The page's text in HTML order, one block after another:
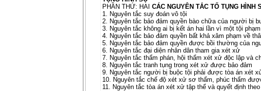
PHẦN THỨ: HAI CÁC NGUYÊN TẮC TỐ TỤNG
1. Nguyên tắc suy đoán vô tội
2. Nguyên tắc bảo đảm quyền bào chữa của người bị
3. Nguyên tắc không ai bị kết án hai lần vì một tội phạm
4. Nguyên tắc bảo đảm quyền bất khả xâm phạm về
5. Nguyên tắc bảo đảm quyền được bồi thường của
6. Nguyên tắc đại diện nhân dân tham gia xét xử
7. Nguyên tắc thẩm phán, hội thẩm xét xử độc lập và
8. Nguyên tắc tranh tụng trong xét xử được bảo đảm
9. Nguyên tắc người bị buộc tội phải được tòa án xét
10. Nguyên tắc chế độ xét xử sơ thẩm, phúc thẩm
11. Nguyên tắc tòa án xét xử tập thể và quyết định